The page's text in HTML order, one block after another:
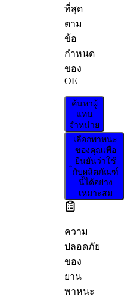
ที่สุด
ตาม
ข้อ
กำหนด
ของ
OE
ค้นหาผู้
แทน
จำหน่าย
เลือกพาหนะ
ของคุณเพื่อ
ยืนยันว่าใช้
กับผลิตภัณฑ์
นี้ได้อย่าง
เหมาะสม
ความ
ปลอดภัย
ของ
ยาน
พาหนะ